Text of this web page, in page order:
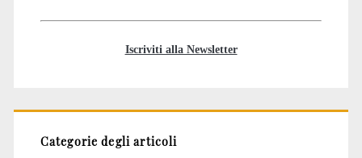
Iscriviti alla Newsletter
Categorie degli articoli